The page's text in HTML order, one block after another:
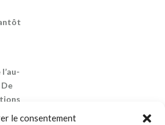
le consentement